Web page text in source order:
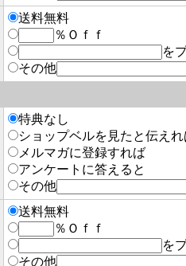
送料無料
％Ｏｆｆ
を
その他
特典なし
ショップベルを見たと伝えれ
メルマガに登録すれば
アンケートに答えると
その他
送料無料
％Ｏｆｆ
を
その他